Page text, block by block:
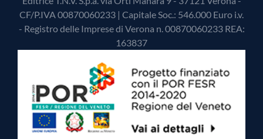
CF/P.IVA 00870060233 | Capitale Soc.: 546.000 Euro i.v.
- Registro delle Imprese di Verona n. 00870060233 REA:
163837